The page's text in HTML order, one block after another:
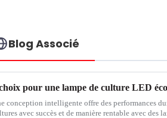
Blog Associé
pour une lampe de culture LED
conception intelligente offre des performances
avec succès et de manière rentable avec des